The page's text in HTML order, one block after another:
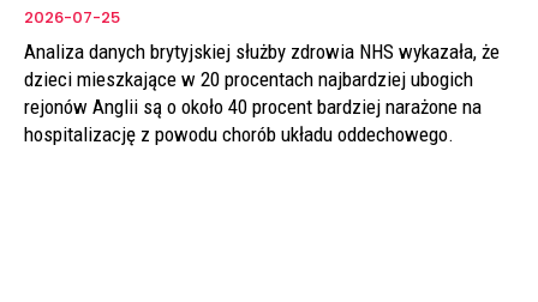
2026-07-25
Analiza danych brytyjskiej służby zdrowia NHS wykazała, że
dzieci mieszkające w 20 procentach najbardziej ubogich
rejonów Anglii są o około 40 procent bardziej narażone na
hospitalizację z powodu chorób układu oddechowego.